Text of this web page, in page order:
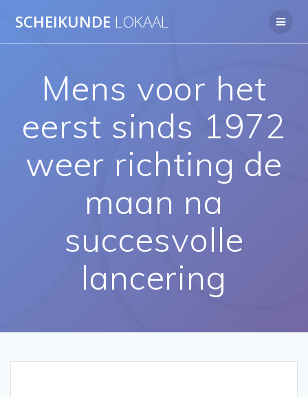
naar
SCHEIKUNDE LOKAAL
Mens voor het
eerst sinds 1972
weer richting de
maan na
succesvolle
lancering